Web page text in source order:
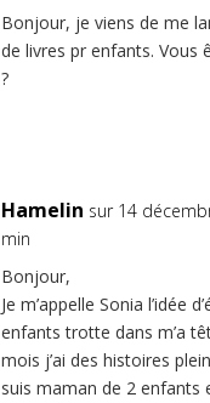
Bonjour, je viens de me
de livres pr enfants. Vous
?
Hamelin sur 14
min
Bonjour,
Je m’appelle Sonia l’idée
enfants trotte dans m’a
mois j’ai des histoires
suis maman de 2 enfants